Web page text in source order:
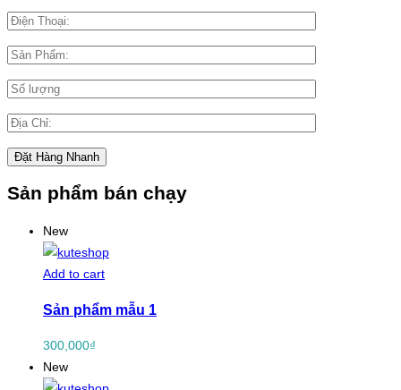
Sản phẩm bán chạy
New
Add to cart
Sản phẩm mẫu 1
300,000₫
New